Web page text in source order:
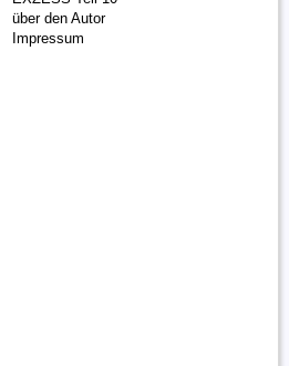
über den Autor
Impressum